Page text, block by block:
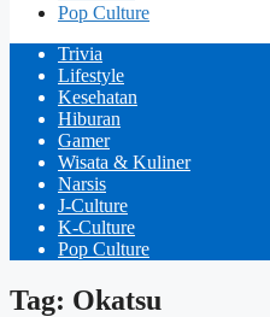
Pop Culture
Trivia
Lifestyle
Kesehatan
Hiburan
Gamer
Wisata & Kuliner
Narsis
J-Culture
K-Culture
Pop Culture
Tag: Okatsu